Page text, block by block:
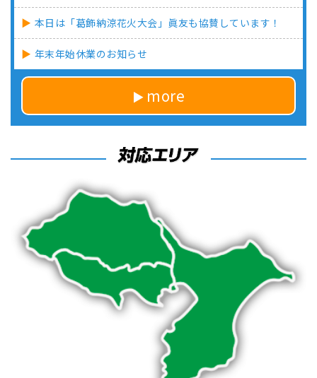
本日は「葛飾納涼花火大会」眞友も協賛しています！
年末年始休業のお知らせ
more